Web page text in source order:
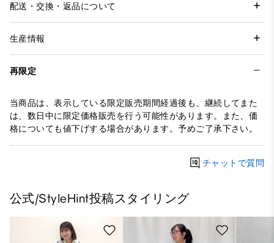
配送・交換・返品について
生産情報
再限定
当商品は、表示している限定販売期間経過後も、継続してまた
は、数日中に限定価格販売を行う可能性があります。また、価
格についても値下げする場合があります。予めご了承下さい。
チャットで質問
公式/StyleHint投稿スタイリング